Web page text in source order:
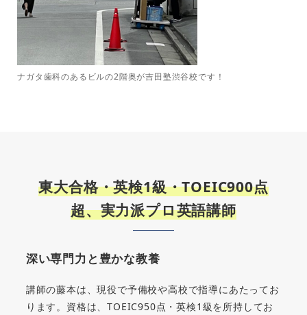
ナガタ歯科のあるビルの2階奥が吉田塾渋谷校です！
東大合格・英検1級・TOEIC900点
超、実力派プロ英語講師
深い専門力と豊かな教養
講師の藤本は、現役で予備校や高校で指導にあたってお
ります。資格は、TOEIC950点・英検1級を所持してお